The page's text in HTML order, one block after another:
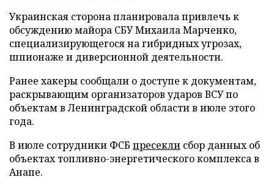
Украинская сторона планировала привлечь к
обсуждению майора СБУ Михаила Марченко,
специализирующегося на гибридных угрозах,
шпионаже и диверсионной деятельности.
Ранее хакеры сообщали о доступе к документам,
раскрывающим организаторов ударов ВСУ по
объектам в Ленинградской области в июле этого
года.
В июле сотрудники ФСБ пресекли сбор данных об
объектах топливно-энергетического комплекса в
Анапе.